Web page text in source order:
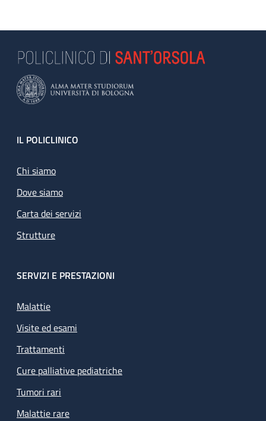
Footer
IL POLICLINICO
Chi siamo
Dove siamo
Carta dei servizi
Strutture
SERVIZI E PRESTAZIONI
Malattie
Visite ed esami
Trattamenti
Cure palliative pediatriche
Tumori rari
Malattie rare